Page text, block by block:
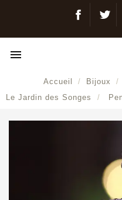

Accueil Bijoux
Le Jardin des Songes